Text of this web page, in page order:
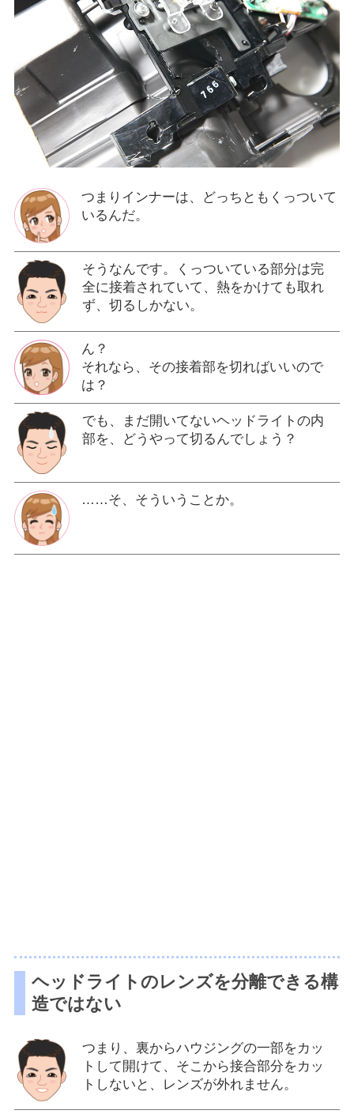
つまりインナーは、どっちともくっついて
いるんだ。
そうなんです。くっついている部分は完
全に接着されていて、熱をかけても取れ
ず、切るしかない。
ん？
それなら、その接着部を切ればいいので
は？
でも、まだ開いてないヘッドライトの内
部を、どうやって切るんでしょう？
……そ、そういうことか。
ヘッドライトのレンズを分離できる構
造ではない
つまり、裏からハウジングの一部をカッ
トして開けて、そこから接合部分をカッ
トしないと、レンズが外れません。